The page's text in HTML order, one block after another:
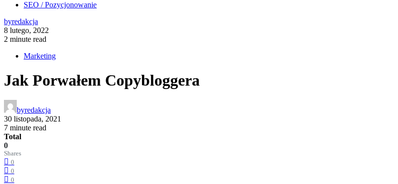
SEO / Pozycjonowanie
byredakcja
8 lutego, 2022
2 minute read
Marketing
Jak Porwałem Copybloggera
byredakcja
30 listopada, 2021
7 minute read
Total
0
Shares
0
0
0